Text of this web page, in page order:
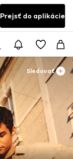
Prejsť do aplikácie
Sledovať